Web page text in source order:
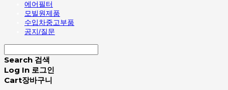
에어필터
모빌원제품
수입차중고부품
공지/질문
Search 검색
Log In 로그인
Cart장바구니